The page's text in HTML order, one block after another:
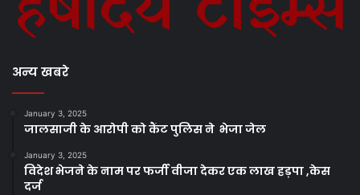
अन्य खबरे
January 3, 2025
जालसाजी के आरोपी को कैंट पुलिस ने भेजा जेल
January 3, 2025
विदेश भेजने के नाम पर फर्जी वीजा देकर एक लाख हड़पा ,केस
दर्ज